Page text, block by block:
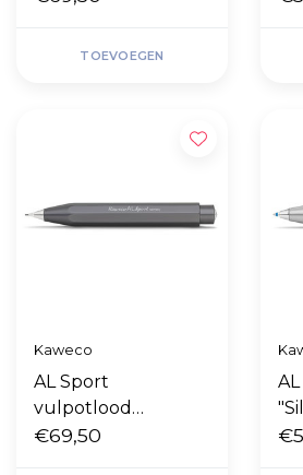
TOEVOEGEN
Kaweco
AL Sport
vulpotlood
Anthracite Grey
€69,50